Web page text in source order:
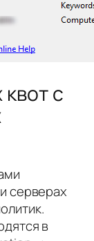
с
серверах
в